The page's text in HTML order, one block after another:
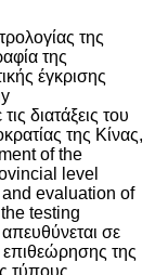
της
της
έγκρισης
διατάξεις του
της Κίνας,
of the
level
evaluation of
testing
σε
επιθεώρησης της
τύπους